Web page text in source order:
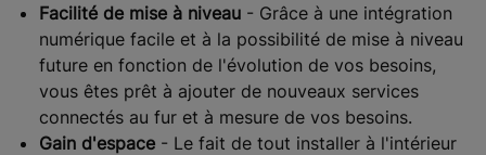
Facilité de mise à niveau - Grâce à une intégration
numérique facile et à la possibilité de mise à niveau
future en fonction de l'évolution de vos besoins,
vous êtes prêt à ajouter de nouveaux services
connectés au fur et à mesure de vos besoins.
Gain d'espace - Le fait de tout installer à l'intérieur